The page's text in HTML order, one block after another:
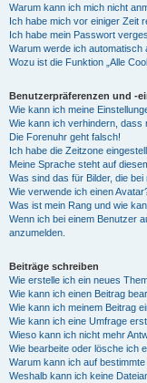
Warum kann ich mich nicht
Ich habe mich vor einiger Zeit
Ich habe mein Passwort
Warum werde ich automatisch
Wozu ist die Funktion „Alle
Benutzerpräferenzen und -
Wie kann ich meine
Wie kann ich verhindern, dass
Die Forenuhr geht falsch!
Ich habe die Zeitzone
Meine Sprache steht auf
Was sind das für Bilder, die
Wie verwende ich einen
Was ist mein Rang und wie
Wenn ich bei einem Benutzer
anzumelden.
Beiträge schreiben
Wie erstelle ich ein neues
Wie kann ich einen Beitrag
Wie kann ich meinem Beitrag
Wie kann ich eine Umfrage
Wieso kann ich nicht mehr
Wie bearbeite oder lösche ich
Warum kann ich auf
Weshalb kann ich keine